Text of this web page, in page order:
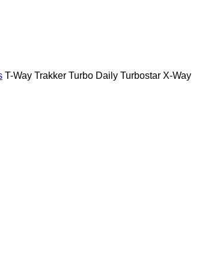
T-Way Trakker Turbo Daily Turbostar X-Way